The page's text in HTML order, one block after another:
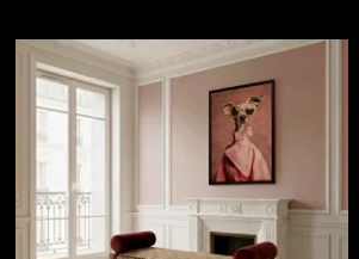
, fiind potrivit atât pentru utilizare
60.000 rubs
la testul de
de inflamabilitate tip țigară.